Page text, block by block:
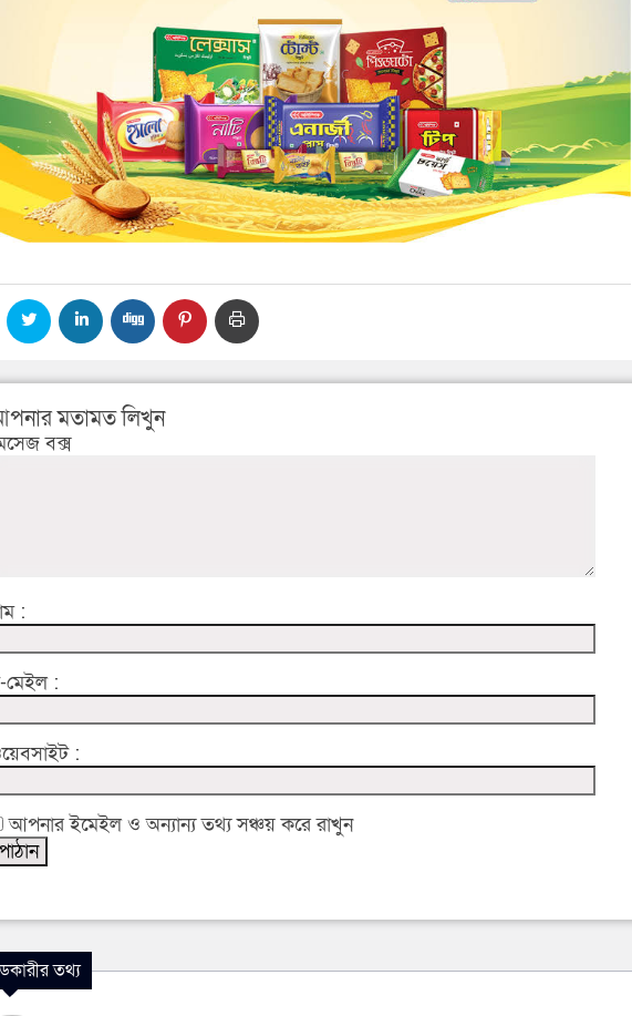
মতামত লিখুন
বক্স
:
মেইল :
:
আপনার ইমেইল ও অন্যান্য তথ্য সঞ্চয় করে রাখুন
তথ্য